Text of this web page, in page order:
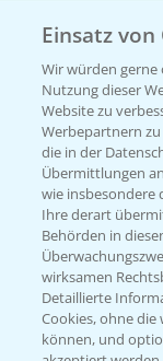
Ackerbau
Saatgut
PAMIRA -
Einsatz von
Wir würden
Nutzung dieser
Website zu
Werbepartnern
die in der
Übermittlungen
wie insbesondere
Ihre derart
Behörden in
wirksamen
Detaillierte
Cookies, ohne
können, und